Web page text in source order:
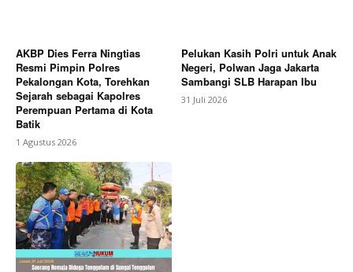
AKBP Dies Ferra Ningtias
Resmi Pimpin Polres
Pekalongan Kota, Torehkan
Sejarah sebagai Kapolres
Perempuan Pertama di Kota
Batik
1 Agustus 2026
Pelukan Kasih Polri untuk Anak
Negeri, Polwan Jaga Jakarta
Sambangi SLB Harapan Ibu
31 Juli 2026